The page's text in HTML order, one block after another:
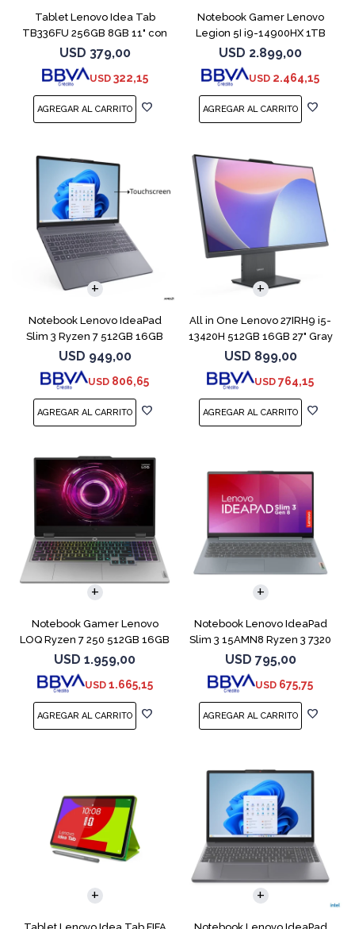
Tablet Lenovo Idea Tab
TB336FU 256GB 8GB 11" con
Pen + Funda
USD 379,00
USD 322,15
Notebook Gamer Lenovo
Legion 5I i9-14900HX 1TB
16GB RTX5070
USD 2.899,00
USD 2.464,15
Notebook Lenovo IdeaPad
Slim 3 Ryzen 7 512GB 16GB
15.3 Touch
USD 949,00
USD 806,65
All in One Lenovo 27IRH9 i5-
13420H 512GB 16GB 27" Gray
USD 899,00
USD 764,15
Notebook Gamer Lenovo
LOQ Ryzen 7 250 512GB 16GB
RTX 5060
USD 1.959,00
USD 1.665,15
COMPARAR
Notebook Lenovo IdeaPad
Slim 3 15AMN8 Ryzen 3 7320
512GB 8GB
USD 795,00
USD 675,75